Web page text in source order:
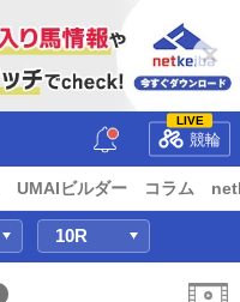
LIVE
競輪
UMAIビルダー コラム